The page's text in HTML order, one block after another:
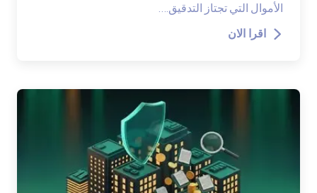
الأموال التي تجتاز التدقيق.…
اقرا الان